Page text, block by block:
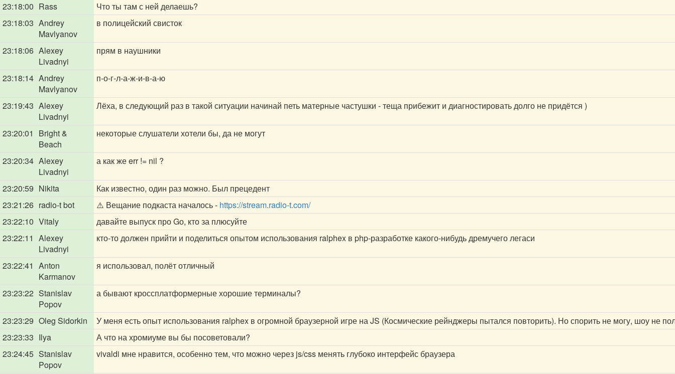
23:18:00 Rass
Что ты там с ней делаешь?
23:18:03 Andrey
Mavlyanov
в полицейский свисток
23:18:06 Alexey
Livadnyi
прям в наушники
23:18:14 Andrey
Mavlyanov
п-о-г-л-а-ж-и-в-а-ю
23:19:43 Alexey
Livadnyi
Лёха, в следующий раз в такой ситуации начинай петь матерные частушки - теща прибежит и диагностировать долго не придётся )
23:20:01
Bright &
Beach
некоторые слушатели хотели бы, да не могут
23:20:34 Alexey
Livadnyi
а как же err != nil ?
23:20:59 Nikita
Как известно, один раз можно. Был прецедент
23:21:26 radio-t bot ⚠️ Вещание подкаста началось - https://stream.radio-t.com/
23:22:10 Vitaly
давайте выпуск про Gо, кто за плюсуйте
23:22:11 Alexey
Livadnyi
кто-то должен прийти и поделиться опытом использования ralphex в php-разработке какого-нибудь дремучего легаси
23:22:41 Anton
Karmanov
я использовал, полёт отличный
23:23:22 Stanislav
Popov
а бывают кроссплатформерные хорошие терминалы?
23:23:29 Oleg Sidorkin
У меня есть опыт использования ralphex в огромной браузерной игре на JS (Космические рейнджеры пытался повторить). Но спорить не могу, шоу не
23:23:33 Ilya
А что на хромиуме вы бы посоветовали?
23:24:45 Stanislav
Popov
vivaldi мне нравится, особенно тем, что можно через js/css менять глубоко интерфейс браузера